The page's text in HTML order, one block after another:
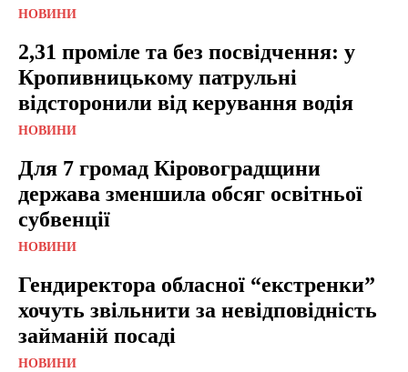
НОВИНИ
2,31 проміле та без посвідчення: у
Кропивницькому патрульні
відсторонили від керування водія
НОВИНИ
Для 7 громад Кіровоградщини
держава зменшила обсяг освітньої
субвенції
НОВИНИ
Гендиректора обласної “екстренки”
хочуть звільнити за невідповідність
займаній посаді
НОВИНИ